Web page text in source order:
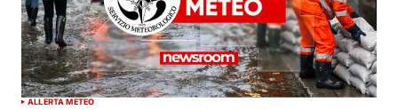
ALLERTA METEO